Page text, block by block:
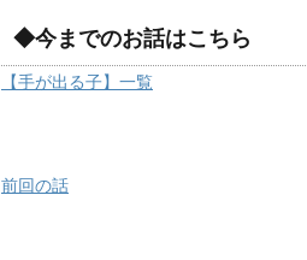
◆今までのお話はこちら
【手が出る子】一覧
前回の話